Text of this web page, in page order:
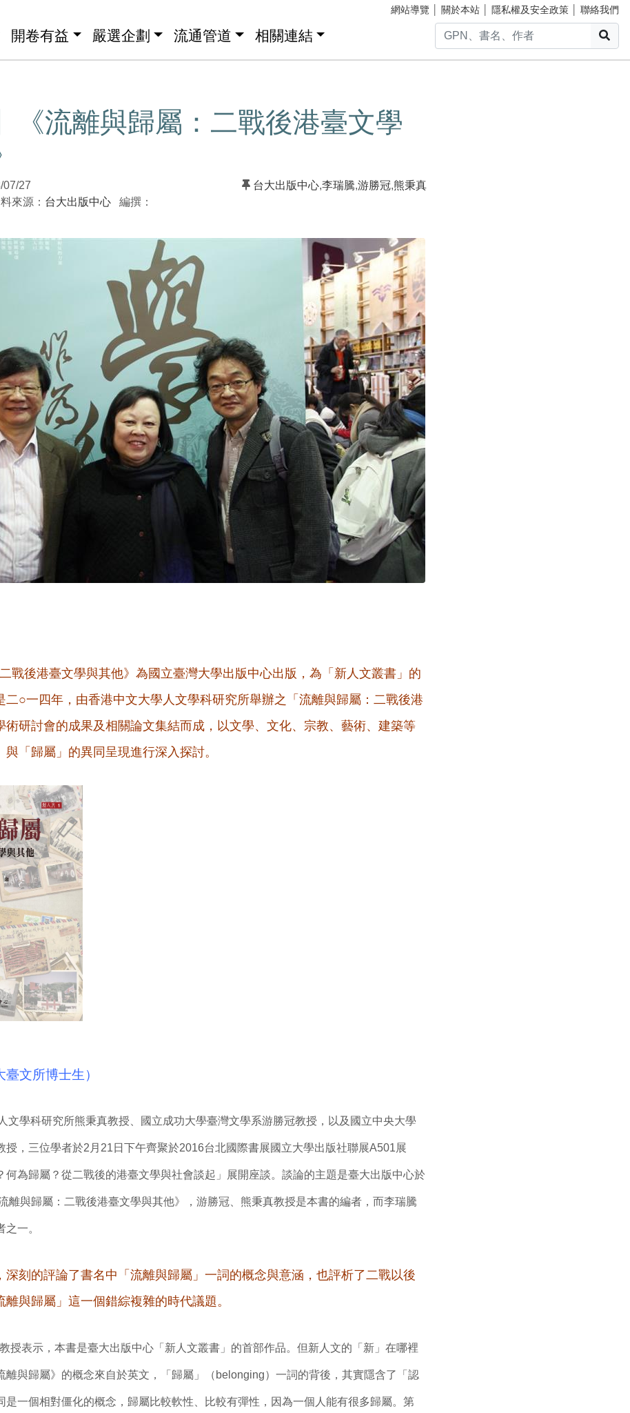
網站導覽 關於本站 隱私權及安全政策 聯絡我們
開卷有益 嚴選企劃 流通管道 相關連結
《流離與歸屬：二戰後港臺文學
07/27
來源： 台大出版中心 編撰：
台大出版中心,李瑞騰,游勝冠,熊秉真
戰後港臺文學與其他》為國立臺灣大學出版中心出版，為「新人文叢書」的
二○一四年，由香港中文大學人文學科研究所舉辦之「流離與歸屬：二戰後港
術研討會的成果及相關論文集結而成，以文學、文化、宗教、藝術、建築等
「歸屬」的異同呈現進行深入探討。
文所博士生）
文學科研究所熊秉真教授、國立成功大學臺灣文學系游勝冠教授，以及國立中央大學
授，三位學者於2月21日下午齊聚於2016台北國際書展國立大學出版社聯展A501展
何為歸屬？從二戰後的港臺文學與社會談起」展開座談。談論的主題是臺大出版中心於
離與歸屬：二戰後港臺文學與其他》，游勝冠、熊秉真教授是本書的編者，而李瑞騰
一。
深刻的評論了書名中「流離與歸屬」一詞的概念與意涵，也評析了二戰以後
離與歸屬」這一個錯綜複雜的時代議題。
授表示，本書是臺大出版中心「新人文叢書」的首部作品。但新人文的「新」在哪裡
離與歸屬》的概念來自於英文，「歸屬」（belonging）一詞的背後，其實隱含了「認
是一個相對僵化的概念，歸屬比較軟性、比較有彈性，因為一個人能有很多歸屬。第